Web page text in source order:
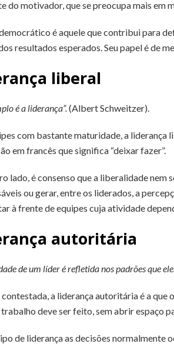
do motivador, que se preocupa mais em
é aquele que contribui para
resultados esperados. Seu papel é de
liberal
é a liderança”. (Albert Schweitzer).
com bastante maturidade, a liderança
em francês que significa “deixar fazer”.
lado, é consenso que a liberalidade nem
ou gerar, entre os liderados, a
à frente de equipes cuja atividade
autoritária
de um líder é refletida nos padrões que
contestada, a liderança autoritária é a
deve ser feito, sem abrir espaço
de liderança as decisões normalmente